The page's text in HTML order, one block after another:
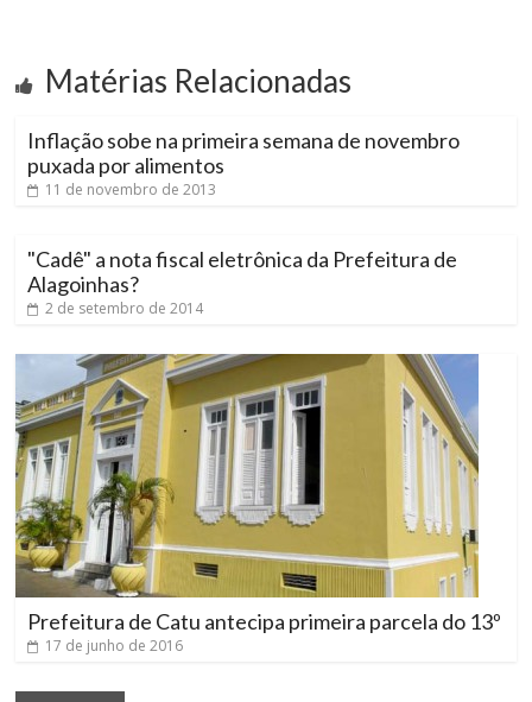
Matérias Relacionadas
Inflação sobe na primeira semana de novembro
puxada por alimentos
11 de novembro de 2013
"Cadê" a nota fiscal eletrônica da Prefeitura de
Alagoinhas?
2 de setembro de 2014
Prefeitura de Catu antecipa primeira parcela do 13º
17 de junho de 2016